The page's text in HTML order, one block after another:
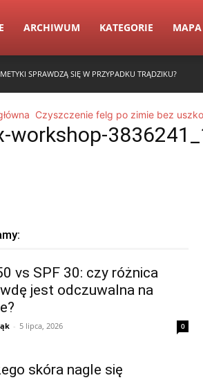
ARCHIWUM KATEGORIE
SPRAWDZĄ SIĘ W PRZYPADKU TRĄDZIKU?
Czyszczenie felg po zimie bez
workshop-
vs SPF 30: czy różnica
jest odczuwalna na
- 5 lipca, 2026 0
skóra nagle się